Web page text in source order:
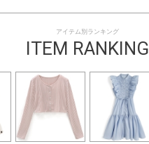
アイテム別ランキング
ITEM RANKING